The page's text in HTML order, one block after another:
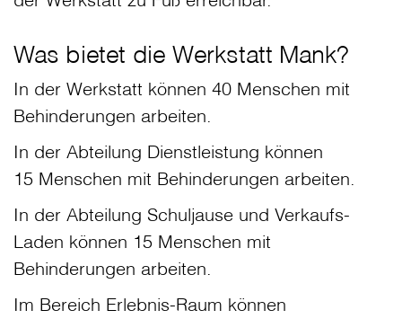
Was bietet die Werkstatt Mank?
In der Werkstatt können 40 Menschen mit
Behinderungen arbeiten.
In der Abteilung Dienstleistung können
15 Menschen mit Behinderungen arbeiten.
In der Abteilung Schuljause und Verkaufs-
Laden können 15 Menschen mit
Behinderungen arbeiten.
Im Bereich Erlebnis-Raum können